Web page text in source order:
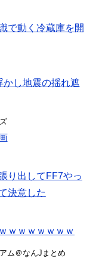
で動く冷蔵庫を開
かし地震の揺れ遮
り出してFF7やっ
決意した
ｗｗｗｗｗｗｗ
ム＠なんJまとめ